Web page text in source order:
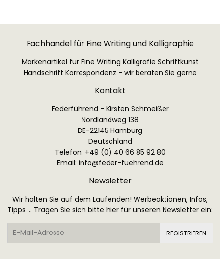
Fachhandel für Fine Writing und Kalligraphie
Markenartikel für Fine Writing Kalligrafie Schriftkunst
Handschrift Korrespondenz - wir beraten Sie gerne
Kontakt
Federführend - Kirsten Schmeißer
Nordlandweg 138
DE-22145 Hamburg
Deutschland
Telefon: +49 (0) 40 66 85 92 80
Email: info@feder-fuehrend.de
Newsletter
Wir halten Sie auf dem Laufenden! Werbeaktionen, Infos,
Tipps ... Tragen Sie sich bitte hier für unseren Newsletter ein:
E-
REGISTRIEREN